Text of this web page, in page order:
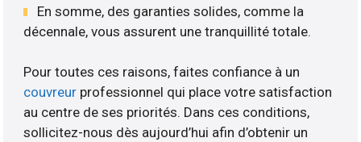
En somme, des garanties solides, comme la
décennale, vous assurent une tranquillité totale.
Pour toutes ces raisons, faites confiance à un
couvreur professionnel qui place votre satisfaction
au centre de ses priorités. Dans ces conditions,
sollicitez-nous dès aujourd’hui afin d’obtenir un